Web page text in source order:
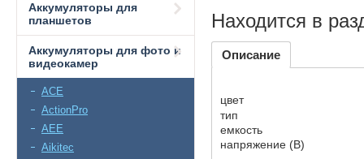
Аккумуляторы для
планшетов
Аккумуляторы для фото и
видеокамер
ACE
ActionPro
AEE
Aikitec
Находится в
Описание
цвет
тип
емкость
напряжение (В)